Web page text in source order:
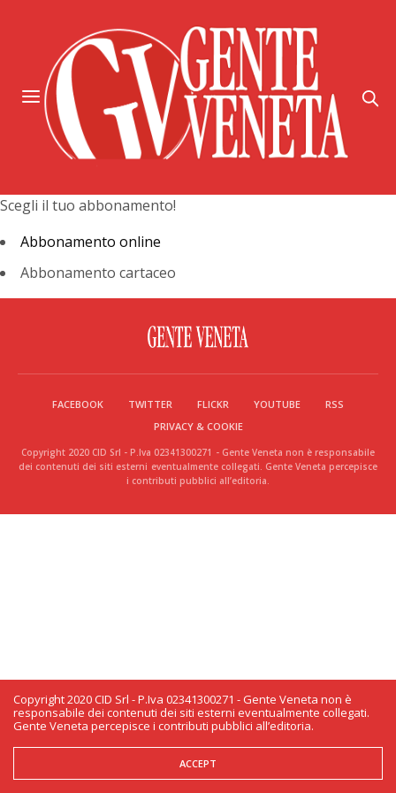
Scegli il tuo abbonamento!
Abbonamento online
Abbonamento cartaceo
FACEBOOK TWITTER FLICKR YOUTUBE
RSS
PRIVACY & COOKIE
Copyright 2020 CID Srl - P.Iva 02341300271 - Gente Veneta non è responsabile
dei contenuti dei siti esterni eventualmente collegati. Gente Veneta percepisce
i contributi pubblici all’editoria.
Copyright 2020 CID Srl - P.Iva 02341300271 - Gente Veneta non è
responsabile dei contenuti dei siti esterni eventualmente collegati.
Gente Veneta percepisce i contributi pubblici all’editoria.
ACCEPT